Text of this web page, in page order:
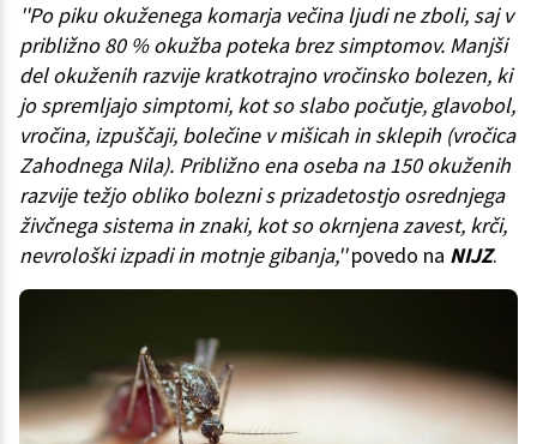
''Po piku okuženega komarja večina ljudi ne zboli, saj v
približno 80 % okužba poteka brez simptomov. Manjši
del okuženih razvije kratkotrajno vročinsko bolezen, ki
jo spremljajo simptomi, kot so slabo počutje, glavobol,
vročina, izpuščaji, bolečine v mišicah in sklepih (vročica
Zahodnega Nila). Približno ena oseba na 150 okuženih
razvije težjo obliko bolezni s prizadetostjo osrednjega
živčnega sistema in znaki, kot so okrnjena zavest, krči,
nevrološki izpadi in motnje gibanja,''povedo na NIJZ.